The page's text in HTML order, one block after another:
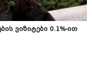
ვიზიტები 0.1%-ით